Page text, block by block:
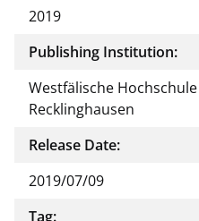
2019
Publishing Institution:
Westfälische
Recklinghausen
Release Date:
2019/07/09
Tag: